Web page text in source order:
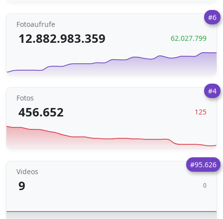
#6
Fotoaufrufe
12.882.983.359 62.027.799
#4
Fotos
456.652 125
#95.626
Videos
9 0